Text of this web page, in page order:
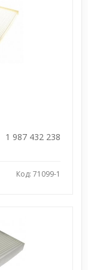
1 987 432 238
Код: 71099-1